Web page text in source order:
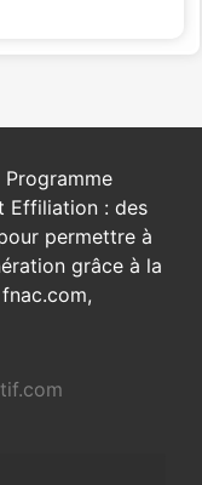
Effiliation : des
permettre à
grâce à la